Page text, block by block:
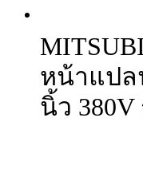
หน้าแปล
นิ้ว 380V